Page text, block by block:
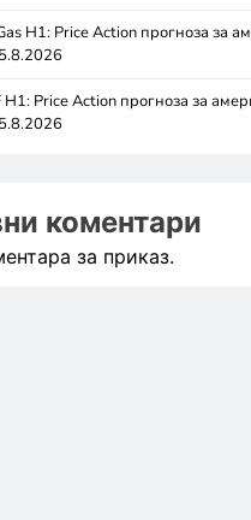
H1: Price Action прогноза за
H1: Price Action прогноза за
коментари
за приказ.